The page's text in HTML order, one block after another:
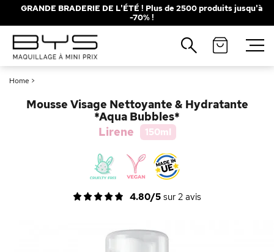
GRANDE BRADERIE DE L'ÉTÉ ! Plus de 2500 produits jusqu'à
-70% !
Home >
Mousse Visage Nettoyante & Hydratante
*Aqua Bubbles*
Lirene
150ml
4.80/5 sur 2 avis
Fermer
Recherches populaires
Brumes
Rouge à Lèvres